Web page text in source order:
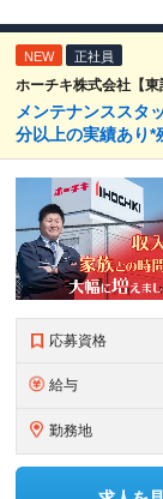
NEW 正社員
ホーチキ株式会社【東
メンテナンススタ
分以上の実績あり
応募資格
給与
勤務地